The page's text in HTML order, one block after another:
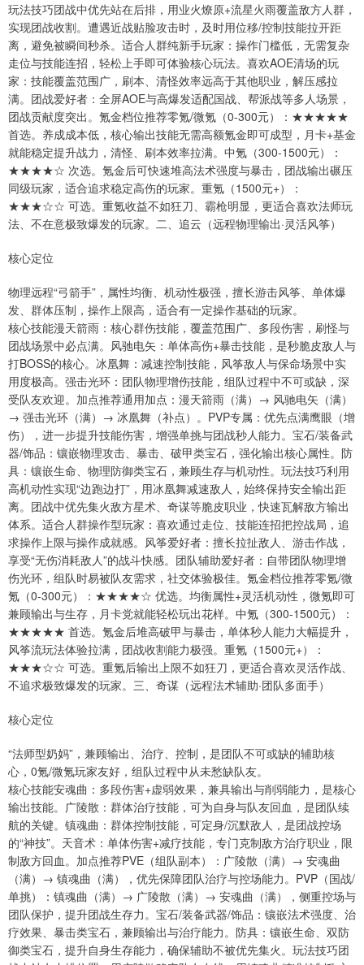
玩法技巧团战中优先站在后排，用业火燎原+流星火雨覆盖敌方人群，
实现团战收割。遭遇近战贴脸攻击时，及时用位移/控制技能拉开距
离，避免被瞬间秒杀。适合人群纯新手玩家：操作门槛低，无需复杂
走位与技能连招，轻松上手即可体验核心玩法。喜欢AOE清场的玩
家：技能覆盖范围广，刷本、清怪效率远高于其他职业，解压感拉
满。团战爱好者：全屏AOE与高爆发适配国战、帮派战等多人场景，
团战贡献度突出。氪金档位推荐零氪/微氪（0-300元）：★★★★★
首选。养成成本低，核心输出技能无需高额氪金即可成型，月卡+基金
就能稳定提升战力，清怪、刷本效率拉满。中氪（300-1500元）：
★★★★☆ 次选。氪金后可快速堆高法术强度与暴击，团战输出碾压
同级玩家，适合追求稳定高伤的玩家。重氪（1500元+）：
★★★☆☆ 可选。重氪收益不如狂刀、霸枪明显，更适合喜欢法师玩
法、不在意极致爆发的玩家。二、追云（远程物理输出·灵活风筝）
核心定位
物理远程“弓箭手”，属性均衡、机动性极强，擅长游击风筝、单体爆
发、群体压制，操作上限高，适合有一定操作基础的玩家。
核心技能漫天箭雨：核心群伤技能，覆盖范围广、多段伤害，刷怪与
团战场景中必点满。风驰电矢：单体高伤+暴击技能，是秒脆皮敌人与
打BOSS的核心。冰凰舞：减速控制技能，风筝敌人与保命场景中实
用度极高。强击光环：团队物理增伤技能，组队过程中不可或缺，深
受队友欢迎。加点推荐通用加点：漫天箭雨（满）→ 风驰电矢（满）
→ 强击光环（满）→ 冰凰舞（补点）。PVP专属：优先点满鹰眼（增
伤），进一步提升技能伤害，增强单挑与团战秒人能力。宝石/装备武
器/饰品：镶嵌物理攻击、暴击、破甲类宝石，强化输出核心属性。防
具：镶嵌生命、物理防御类宝石，兼顾生存与机动性。玩法技巧利用
高机动性实现“边跑边打”，用冰凰舞减速敌人，始终保持安全输出距
离。团战中优先集火敌方星术、奇谋等脆皮职业，快速瓦解敌方输出
体系。适合人群操作型玩家：喜欢通过走位、技能连招把控战局，追
求操作上限与操作成就感。风筝爱好者：擅长拉扯敌人、游击作战，
享受“无伤消耗敌人”的战斗快感。团队辅助爱好者：自带团队物理增
伤光环，组队时易被队友需求，社交体验极佳。氪金档位推荐零氪/微
氪（0-300元）：★★★★☆ 优选。均衡属性+灵活机动性，微氪即可
兼顾输出与生存，月卡党就能轻松玩出花样。中氪（300-1500元）：
★★★★★ 首选。氪金后堆高破甲与暴击，单体秒人能力大幅提升，
风筝流玩法体验拉满，团战收割能力极强。重氪（1500元+）：
★★★☆☆ 可选。重氪后输出上限不如狂刀，更适合喜欢灵活作战、
不追求极致爆发的玩家。三、奇谋（远程法术辅助·团队多面手）
核心定位
“法师型奶妈”，兼顾输出、治疗、控制，是团队不可或缺的辅助核
心，0氪/微氪玩家友好，组队过程中从未愁缺队友。
核心技能安魂曲：多段伤害+虚弱效果，兼具输出与削弱能力，是核心
输出技能。广陵散：群体治疗技能，可为自身与队友回血，是团队续
航的关键。镇魂曲：群体控制技能，可定身/沉默敌人，是团战控场
的“神技”。天音术：单体伤害+减疗技能，专门克制敌方治疗职业，限
制敌方回血。加点推荐PVE（组队副本）：广陵散（满）→ 安魂曲
（满）→ 镇魂曲（满），优先保障团队治疗与控场能力。PVP（国战/
单挑）：镇魂曲（满）→ 广陵散（满）→ 安魂曲（满），侧重控场与
团队保护，提升团战生存力。宝石/装备武器/饰品：镶嵌法术强度、治
疗效果、暴击类宝石，兼顾输出与治疗能力。防具：镶嵌生命、双防
御类宝石，提升自身生存能力，确保辅助不被优先集火。玩法技巧团